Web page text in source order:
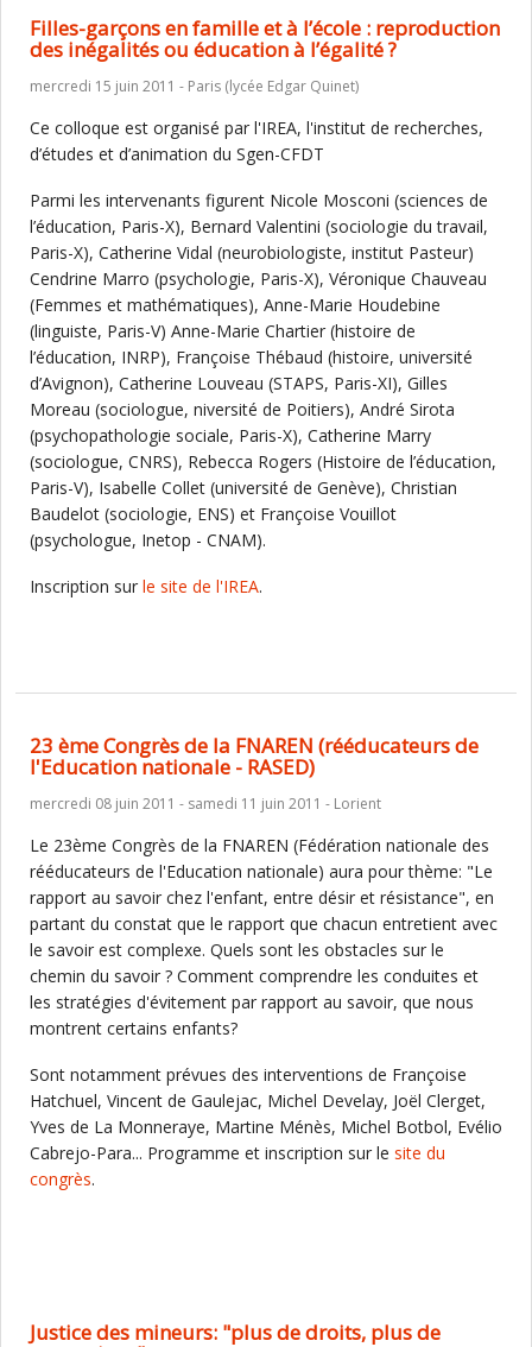
Filles-garçons en famille et à l’école : reproduction
des inégalités ou éducation à l’égalité ?
mercredi 15 juin 2011 - Paris (lycée Edgar Quinet)
Ce colloque est organisé par l'IREA, l'institut de recherches,
d’études et d’animation du Sgen-CFDT
Parmi les intervenants figurent Nicole Mosconi (sciences de
l’éducation, Paris-X), Bernard Valentini (sociologie du travail,
Paris-X), Catherine Vidal (neurobiologiste, institut Pasteur)
Cendrine Marro (psychologie, Paris-X), Véronique Chauveau
(Femmes et mathématiques), Anne-Marie Houdebine
(linguiste, Paris-V) Anne-Marie Chartier (histoire de
l’éducation, INRP), Françoise Thébaud (histoire, université
d’Avignon), Catherine Louveau (STAPS, Paris-XI), Gilles
Moreau (sociologue, niversité de Poitiers), André Sirota
(psychopathologie sociale, Paris-X), Catherine Marry
(sociologue, CNRS), Rebecca Rogers (Histoire de l’éducation,
Paris-V), Isabelle Collet (université de Genève), Christian
Baudelot (sociologie, ENS) et Françoise Vouillot
(psychologue, Inetop - CNAM).
Inscription sur le site de l'IREA.
23 ème Congrès de la FNAREN (rééducateurs de
l'Education nationale - RASED)
mercredi 08 juin 2011 - samedi 11 juin 2011 - Lorient
Le 23ème Congrès de la FNAREN (Fédération nationale des
rééducateurs de l'Education nationale) aura pour thème: "Le
rapport au savoir chez l'enfant, entre désir et résistance", en
partant du constat que le rapport que chacun entretient avec
le savoir est complexe. Quels sont les obstacles sur le
chemin du savoir ? Comment comprendre les conduites et
les stratégies d'évitement par rapport au savoir, que nous
montrent certains enfants?
Sont notamment prévues des interventions de Françoise
Hatchuel, Vincent de Gaulejac, Michel Develay, Joël Clerget,
Yves de La Monneraye, Martine Ménès, Michel Botbol, Evélio
Cabrejo-Para... Programme et inscription sur le site du
congrès.
Justice des mineurs: "plus de droits, plus de